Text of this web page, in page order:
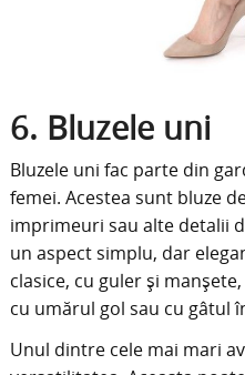
6. Bluzele uni
Bluzele uni fac parte din
femei. Acestea sunt bluze
imprimeuri sau alte detalii
un aspect simplu, dar
clasice, cu guler și
cu umărul gol sau cu gâtul
Unul dintre cele mai mari